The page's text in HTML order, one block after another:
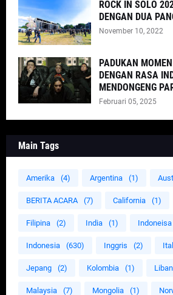
ROCK IN SOLO
DENGAN DUA
November 10, 2022
PADUKAN
DENGAN RASA
MENDONGENG
Februari 05, 2025
Main Tags
Amerika (4) Argentina (1)
BERITA ACARA (7) California (1)
Filipina (2) India (1) Indoneisa
Indonesia (630) Inggris (2)
Jepang (2) Kolombia (1)
Malaysia (7) Mongolia (1)